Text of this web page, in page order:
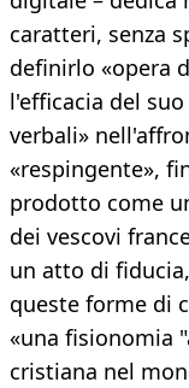
caratteri, senza
definirlo «opera
l'efficacia del
verbali»
«respingente»,
prodotto come
dei vescovi
un atto di
queste forme di
«una fisionomia
cristiana nel